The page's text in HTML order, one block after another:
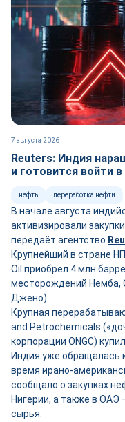
7 августа 2026
Reuters: Индия
и готовится войти
нефть переработка нефти
В начале августа
активизировали
передаёт агентство
Крупнейший в стране
Oil приобрёл 4 млн
месторождений Немба,
Джено).
Крупная
and Petrochemicals
корпорации ONGC)
Индия уже обращалась
время ирано-
сообщало о закупках
Нигерии, а также в ОАЭ
сырья.